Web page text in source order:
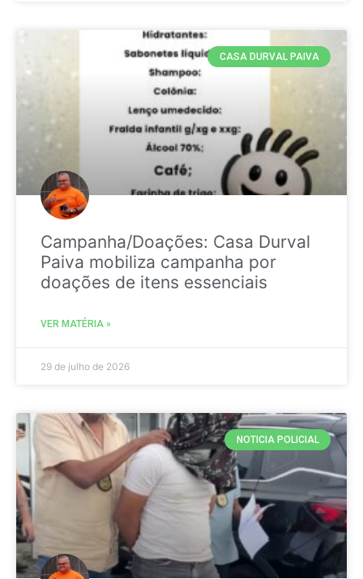
CASA DURVAL PAIVA
Campanha/Doações: Casa Durval
Paiva mobiliza campanha por
doações de itens essenciais
VER MATÉRIA »
29 de julho de 2026
NOTICIA POLICIAL